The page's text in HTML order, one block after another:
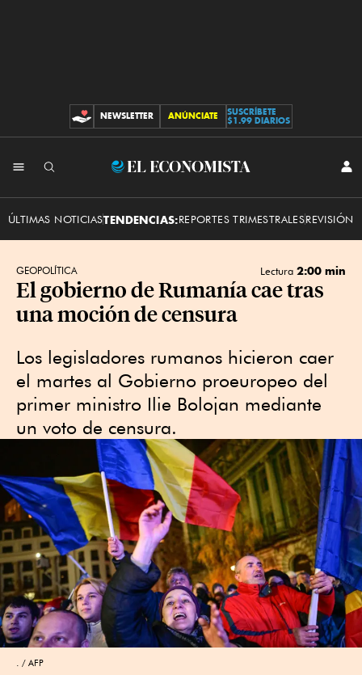
CONTRIBUCIONES
NEWSLETTER ANÚNCIATE
SUSCRÍBETE
$1.99 DIARIOS
El
ÚLTIMAS NOTICIASTENDENCIAS:REPORTES TRIMESTRALESREVISIÓN
GEOPOLÍTICA Lectura 2:00 min
El gobierno de Rumanía cae tras
una moción de censura
Los legisladores rumanos hicieron caer
el martes al Gobierno proeuropeo ⁠del
primer ministro Ilie Bolojan mediante
un voto de censura.
AFP